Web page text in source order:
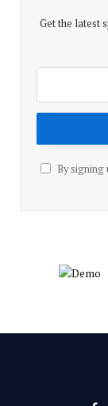
Get the latest
By signing